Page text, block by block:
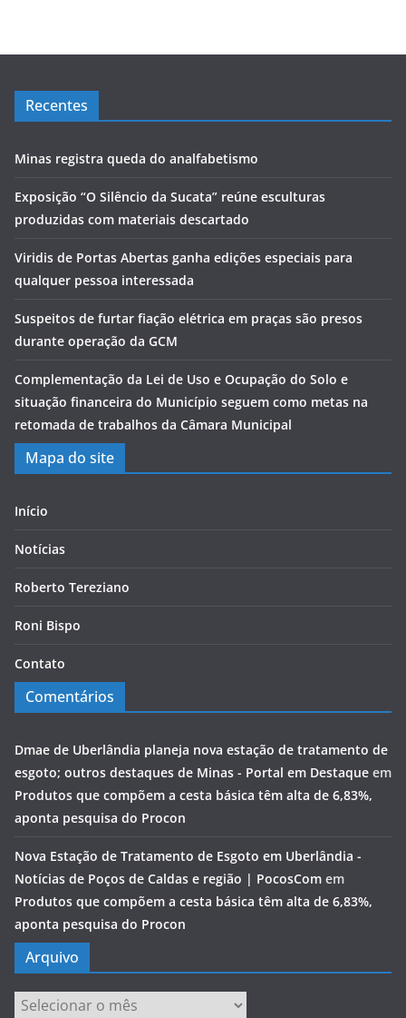
Recentes
Minas registra queda do analfabetismo
Exposição “O Silêncio da Sucata” reúne esculturas
produzidas com materiais descartado
Viridis de Portas Abertas ganha edições especiais para
qualquer pessoa interessada
Suspeitos de furtar fiação elétrica em praças são presos
durante operação da GCM
Complementação da Lei de Uso e Ocupação do Solo e
situação financeira do Município seguem como metas na
retomada de trabalhos da Câmara Municipal
Mapa do site
Início
Notícias
Roberto Tereziano
Roni Bispo
Contato
Comentários
Dmae de Uberlândia planeja nova estação de tratamento de
esgoto; outros destaques de Minas - Portal em Destaque em
Produtos que compõem a cesta básica têm alta de 6,83%,
aponta pesquisa do Procon
Nova Estação de Tratamento de Esgoto em Uberlândia -
Notícias de Poços de Caldas e região | PocosCom em
Produtos que compõem a cesta básica têm alta de 6,83%,
aponta pesquisa do Procon
Arquivo
Arquivo